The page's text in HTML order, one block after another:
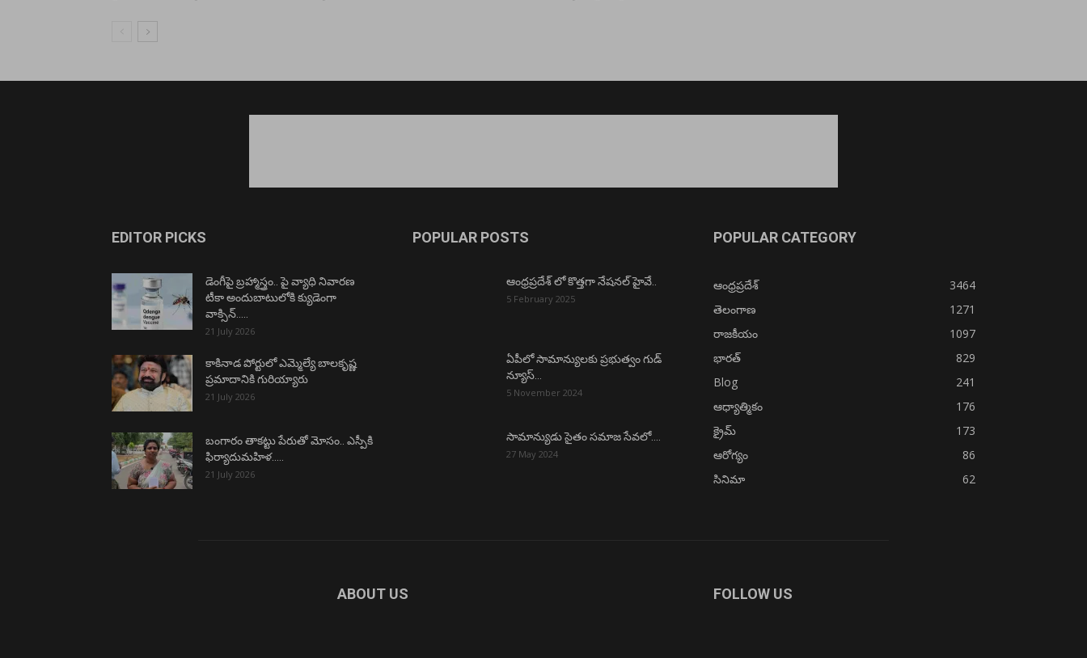
EDITOR PICKS
డెంగీపై బ్రహ్మాస్త్రం.. పై వ్యాధి నివారణ
టీకా అందుబాటులోకి క్యుడెంగా
వాక్సిన్…..
21 July 2026
కాకినాడ పోర్టులో ఎమ్మెల్యే బాలకృష్ణ
ప్రమాదానికి గురియ్యారు
21 July 2026
బంగారం తాకట్టు పేరుతో మోసం.. ఎస్పీకి
ఫిర్యాదుమహిళ…..
21 July 2026
POPULAR POSTS
ఆంధ్రప్రదేశ్ లో కొత్తగా నేషనల్ హైవే..
5 February 2025
ఏపీలో సామాన్యులకు ప్రభుత్వం గుడ్
న్యూస్…
5 November 2024
సామాన్యుడు సైతం సమాజ సేవలో….
27 May 2024
POPULAR CATEGORY
ఆంధ్రప్రదేశ్
3464
తెలంగాణ
1271
రాజకీయం
1097
భారత్
829
Blog
241
ఆధ్యాత్మికం
176
క్రైమ్
173
ఆరోగ్యం
86
సినిమా
62
ABOUT US FOLLOW US